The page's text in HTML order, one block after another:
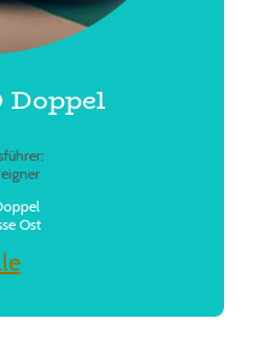
Ost